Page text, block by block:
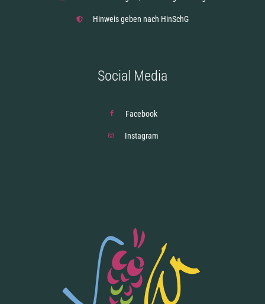
Hinweis geben nach HinSchG
Social Media
Facebook
Instagram